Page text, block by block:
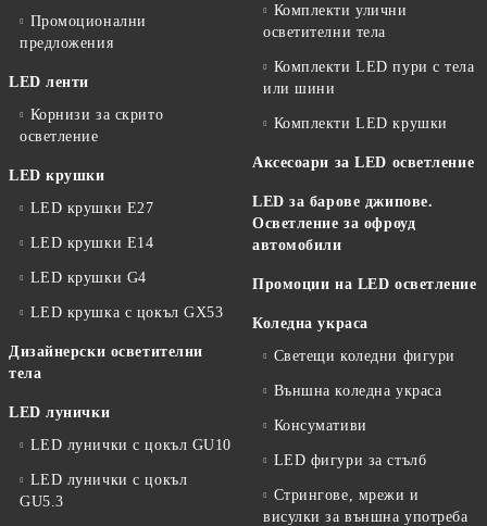
Промоционални
предложения
LED ленти
Корнизи за скрито
осветление
LED крушки
LED крушки E27
LED крушки E14
LED крушки G4
LED крушка с цокъл GX53
Дизайнерски осветителни
тела
LED лунички
LED лунички с цокъл GU10
LED лунички с цокъл
GU5.3
Комплекти улични
осветителни тела
Комплекти LED пури с тела
или шини
Комплекти LED крушки
Аксесоари за LED осветление
LED за барове джипове.
Осветление за офроуд
автомобили
Промоции на LED осветление
Коледна украса
Светещи коледни фигури
Външна коледна украса
Консумативи
LED фигури за стълб
Стрингове, мрежи и
висулки за външна употреба